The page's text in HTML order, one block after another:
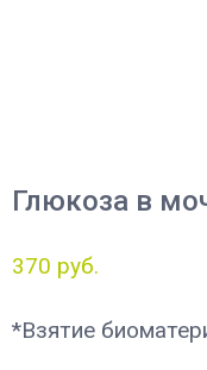
Глюкоза в
370 руб.
*Взятие